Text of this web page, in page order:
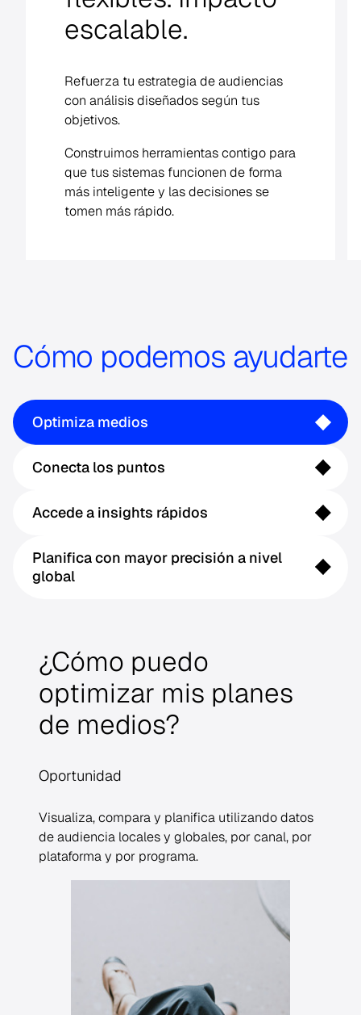
Unifica tus datos.
Descubre la visión
completa.
los dispositivos conectados y los datos
de consumidores en insights,
impulsados por data science y
tecnología escalable.
Cómo podemos ayudarte
Optimiza medios
Conecta los puntos
Accede a insights rápidos
Planifica con mayor precisión a nivel
global
¿Cómo puedo
optimizar mis planes
de medios?
Oportunidad
Visualiza, compara y planifica utilizando datos
de audiencia locales y globales, por canal, por
plataforma y por programa.